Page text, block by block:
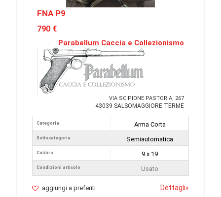
FNA P9
790 €
Parabellum Caccia e Collezionismo
VIA SCIPIONE PASTORIA, 267
43039 SALSOMAGGIORE TERME
Categoria
Sottocategoria
Calibro
Condizioni articolo
Arma Corta
Semiautomatica
9 x 19
Usato
aggiungi a preferiti Dettagli»